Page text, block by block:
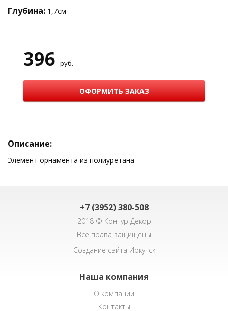
Глубина: 1,7см
396 руб.
ОФОРМИТЬ ЗАКАЗ
Описание:
Элемент орнамента из полиуретана
+7 (3952) 380-508
2018 © Контур Декор
Все права защищены
Создание сайта Иркутск
Наша компания
О компании
Контакты